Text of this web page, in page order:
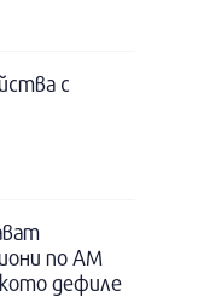
с
по АМ
дефиле